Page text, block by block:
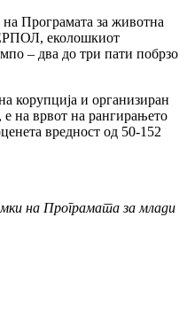
Програмата за животна
еколошкиот
– два до три пати побрзо
корупција и организиран
на врвот на рангирањето
вредност од 50-152
на Програмата за млади